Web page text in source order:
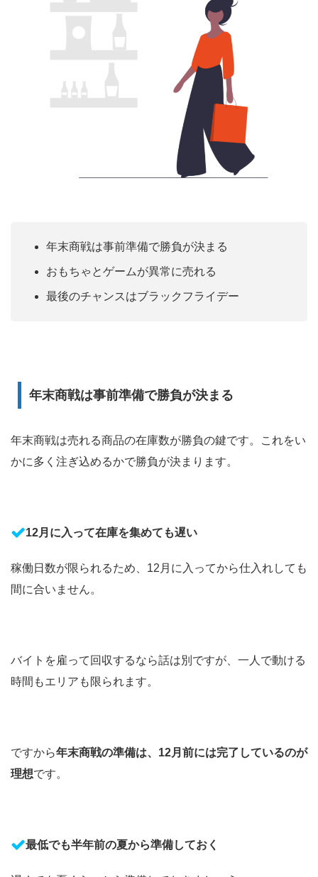
年末商戦は事前準備で勝負が決まる
おもちゃとゲームが異常に売れる
最後のチャンスはブラックフライデー
年末商戦は事前準備で勝負が決まる
年末商戦は売れる商品の在庫数が勝負の鍵です。これをい
かに多く注ぎ込めるかで勝負が決まります。
12月に入って在庫を集めても遅い
稼働日数が限られるため、12月に入ってから仕入れしても
間に合いません。
バイトを雇って回収するなら話は別ですが、一人で動ける
時間もエリアも限られます。
ですから年末商戦の準備は、12月前には完了しているのが
理想です。
最低でも半年前の夏から準備しておく